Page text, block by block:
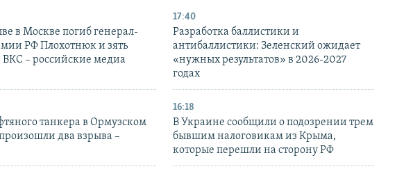
в Москве погиб генерал-
РФ Плохотнюк и зять
ВКС – российские медиа
17:40
Разработка баллистики и
антибаллистики: Зеленский ожидает
«нужных результатов» в 2026-2027
годах
танкера в Ормузском
два взрыва –
16:18
В Украине сообщили о подозрении трем
бывшим налоговикам из Крыма,
которые перешли на сторону РФ